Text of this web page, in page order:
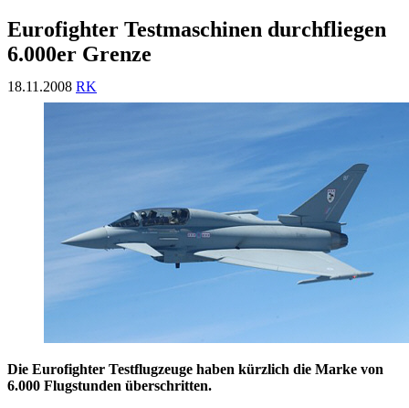
Eurofighter Testmaschinen durchfliegen
6.000er Grenze
18.11.2008 RK
Die Eurofighter Testflugzeuge haben kürzlich die Marke von
6.000 Flugstunden überschritten.